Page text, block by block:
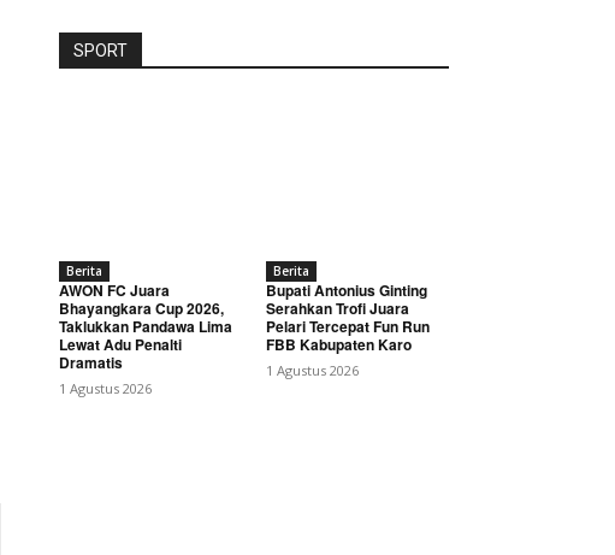
SPORT
Berita
AWON FC Juara
Bhayangkara Cup 2026,
Taklukkan Pandawa Lima
Lewat Adu Penalti
Dramatis
1 Agustus 2026
Berita
Bupati Antonius Ginting
Serahkan Trofi Juara
Pelari Tercepat Fun Run
FBB Kabupaten Karo
1 Agustus 2026